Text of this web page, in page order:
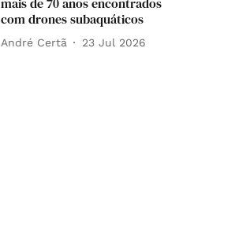
com drones subaquáticos
André Certã 23 Jul 2026